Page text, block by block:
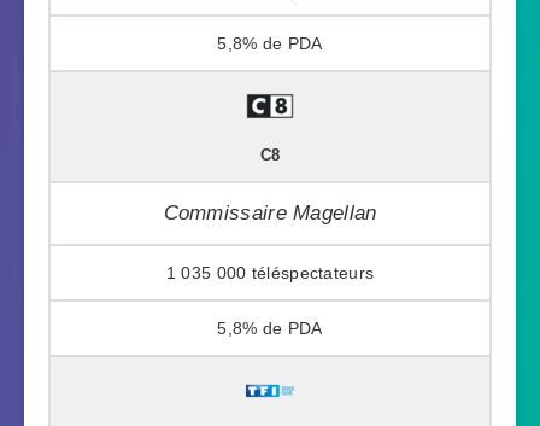
5,8%
C8
Commissaire Magellan
1 035 000
5,8%